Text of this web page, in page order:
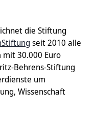
die Stiftung
seit 2010 alle
mit 30.000 Euro
Behrens-Stiftung
um
Wissenschaft